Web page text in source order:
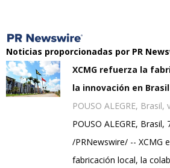
Noticias proporcionadas por PR
XCMG refuerza la
la innovación en Brasil
POUSO ALEGRE,
POUSO ALEGRE,
/PRNewswire/ -- XCMG
fabricación local, la